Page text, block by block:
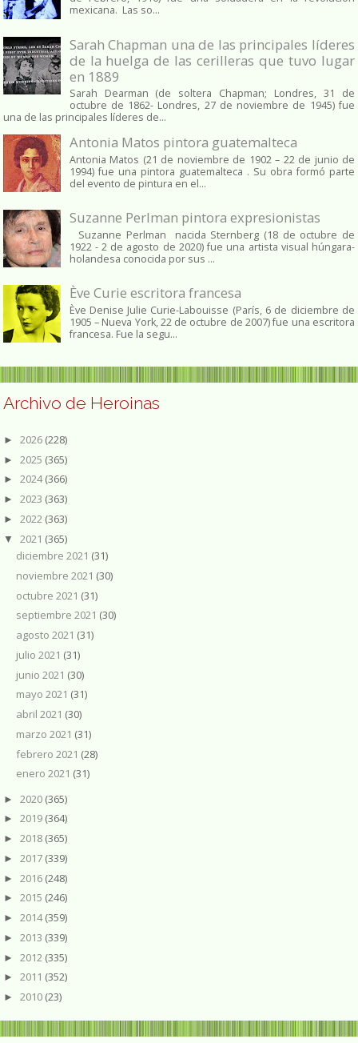
mexicana. Las so...
Sarah Chapman una de las principales líderes
de la huelga de las cerilleras que tuvo lugar
en 1889
Sarah Dearman (de soltera Chapman; Londres, 31 de
octubre de 1862​- Londres, 27 de noviembre de 1945)​ fue
una de las principales líderes de...
Antonia Matos pintora guatemalteca
Antonia Matos (21 de noviembre de 1902 – 22 de junio de
1994) fue una pintora guatemalteca . Su obra formó parte
del evento de pintura en el...
Suzanne Perlman pintora expresionistas
Suzanne Perlman nacida Sternberg (18 de octubre de
1922 - 2 de agosto de 2020) fue una artista visual húngara-
holandesa conocida por sus ...
Ève Curie escritora francesa
Ève Denise Julie Curie-Labouisse (París, 6 de diciembre de
1905 – Nueva York, 22 de octubre de 2007) fue una escritora
francesa. Fue la segu...
Archivo de Heroinas
► 2026 (228)
► 2025 (365)
► 2024(366)
► 2023 (363)
► 2022 (363)
▼ 2021 (365)
diciembre 2021 (31)
noviembre 2021 (30)
octubre 2021 (31)
septiembre 2021 (30)
agosto 2021 (31)
julio 2021 (31)
junio 2021 (30)
mayo 2021 (31)
abril 2021 (30)
marzo 2021 (31)
febrero 2021 (28)
enero 2021 (31)
► 2020 (365)
► 2019 (364)
► 2018 (365)
► 2017 (339)
► 2016 (248)
► 2015 (246)
► 2014(359)
► 2013 (339)
► 2012 (335)
► 2011 (352)
► 2010 (23)